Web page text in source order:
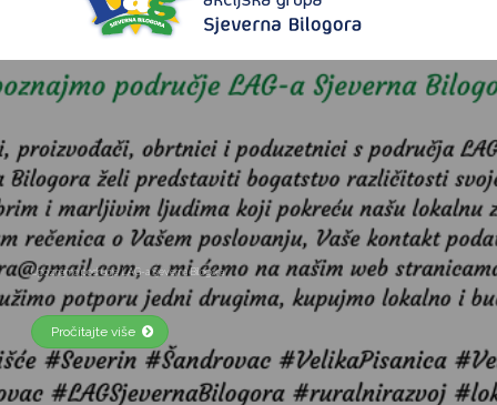
Objava javnog savjetovanja Strategije LAG-a Sjeverna Bilogora za razdoblje 2023.-2027. godine
Pročitajte više